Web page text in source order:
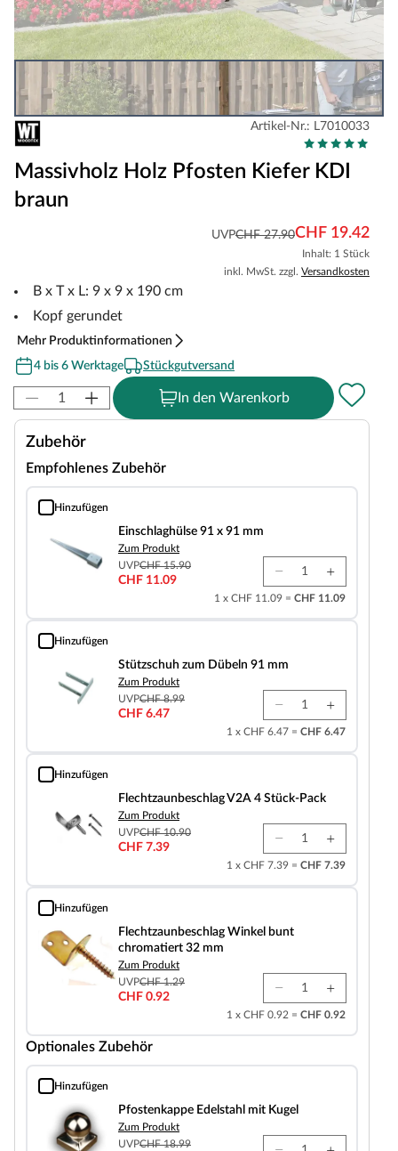
Artikel-Nr.: L7010033
Massivholz Holz Pfosten Kiefer KDI
braun
UVPCHF 27.90CHF 19.42
Inhalt: 1 Stück
inkl. MwSt. zzgl. Versandkosten
B x T x L: 9 x 9 x 190 cm
Kopf gerundet
Mehr Produktinformationen
4 bis 6 Werktage
Stückgutversand
In den Warenkorb
Zubehör
Empfohlenes Zubehör
Hinzufügen
Einschlaghülse 91 x 91 mm
Einschlaghülse 91 x 91 mm
Zum Produkt
UVPCHF 15.90
CHF 11.09
1 x CHF 11.09 = CHF 11.09
Hinzufügen
Stützschuh zum Dübeln 91 mm
Stützschuh zum Dübeln 91 mm
Zum Produkt
UVPCHF 8.99
CHF 6.47
1 x CHF 6.47 = CHF 6.47
Hinzufügen
Flechtzaunbeschlag V2A 4 Stück-Pack
Flechtzaunbeschlag V2A 4 Stück-Pack
Zum Produkt
UVPCHF 10.90
CHF 7.39
1 x CHF 7.39 = CHF 7.39
Hinzufügen
Flechtzaunbeschlag Winkel bunt chromatiert 32 mm
Flechtzaunbeschlag Winkel bunt
chromatiert 32 mm
Zum Produkt
UVPCHF 1.29
CHF 0.92
1 x CHF 0.92 = CHF 0.92
Optionales Zubehör
Hinzufügen
Pfostenkappe Edelstahl mit Kugel
Pfostenkappe Edelstahl mit Kugel
Zum Produkt
UVPCHF 18.99